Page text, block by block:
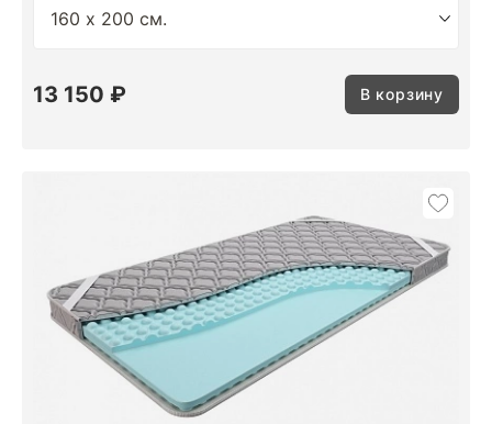
13 150 ₽ В корзину